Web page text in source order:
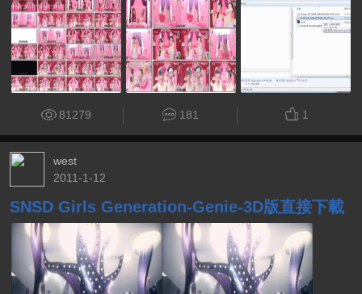
81279 181 1
west
2011-1-12
SNSD Girls Generation-Genie-3D版直接下載